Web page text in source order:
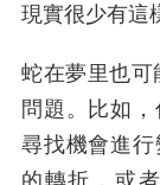
現實很少有這
蛇在夢里也可
問題。比如
尋找機會進
的轉折，或